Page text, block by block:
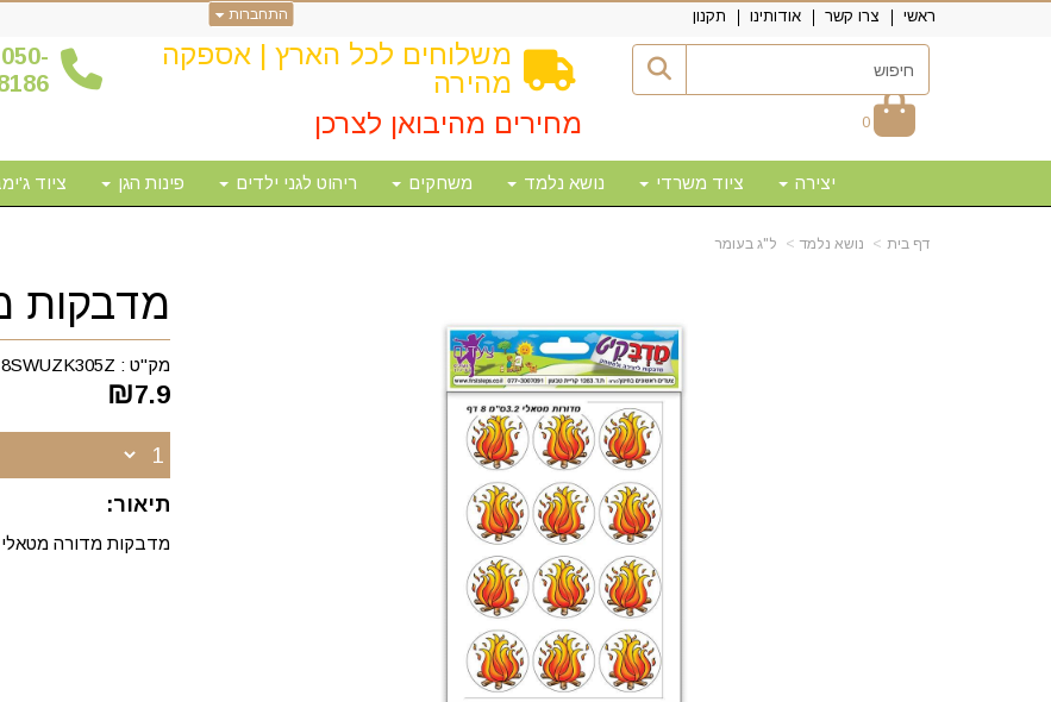
התחברות ראשי צרו קשר אודותינו תקנון
0
משלוחים לכל הארץ | אספקה
מהירה
050-
מחירים מהיבואן לצרכן
יצירה ציוד משרדי נושא נלמד משחקים ריהוט לגני ילדים פינות הגן ציוד
דף בית נושא נלמד ל"ג בעומר
מדבקות
מק"ט : 8SWUZK305Z
₪7.9
תיאור:
מדבקות מדורה מטאלי